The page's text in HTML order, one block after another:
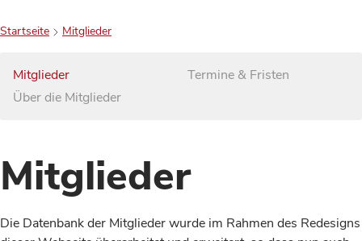
Startseite Mitglieder
Mitglieder
Über die Mitglieder
Termine & Fristen
Mitglieder
Die Datenbank der Mitglieder wurde im Rahmen des Redesigns